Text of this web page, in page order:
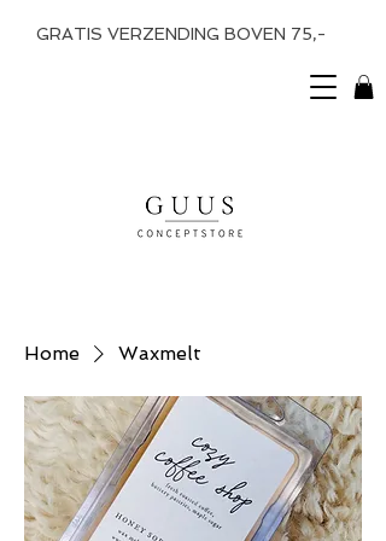
GRATIS VERZENDING BOVEN 75,-
Home Waxmelt